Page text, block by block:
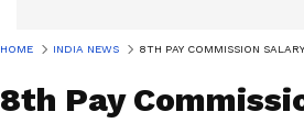
HOME INDIA NEWS 8TH PAY COMMISSION SALARY:
8th Pay